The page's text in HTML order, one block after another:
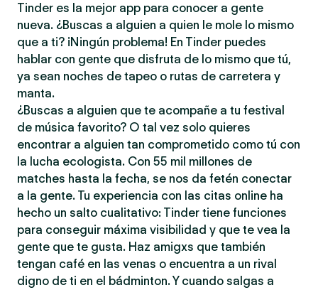
Tinder es la mejor app para conocer a gente
nueva. ¿Buscas a alguien a quien le mole lo mismo
que a ti? ¡Ningún problema! En Tinder puedes
hablar con gente que disfruta de lo mismo que tú,
ya sean noches de tapeo o rutas de carretera y
manta.
¿Buscas a alguien que te acompañe a tu festival
de música favorito? O tal vez solo quieres
encontrar a alguien tan comprometido como tú con
la lucha ecologista. Con 55 mil millones de
matches hasta la fecha, se nos da fetén conectar
a la gente. Tu experiencia con las citas online ha
hecho un salto cualitativo: Tinder tiene funciones
para conseguir máxima visibilidad y que te vea la
gente que te gusta. Haz amigxs que también
tengan café en las venas o encuentra a un rival
digno de ti en el bádminton. Y cuando salgas a